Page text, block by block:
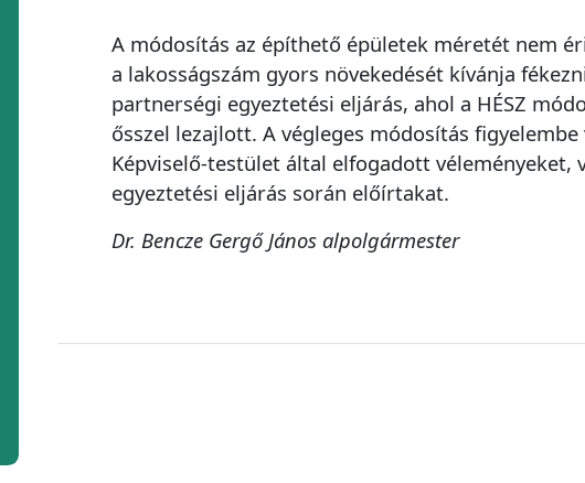
A módosítás az építhető épületek méretét nem
a lakosságszám gyors növekedését kívánja
partnerségi egyeztetési eljárás, ahol a HÉSZ
ősszel lezajlott. A végleges módosítás
Képviselő-testület által elfogadott véleményeket,
egyeztetési eljárás során előírtakat.
Dr. Bencze Gergő János alpolgármester